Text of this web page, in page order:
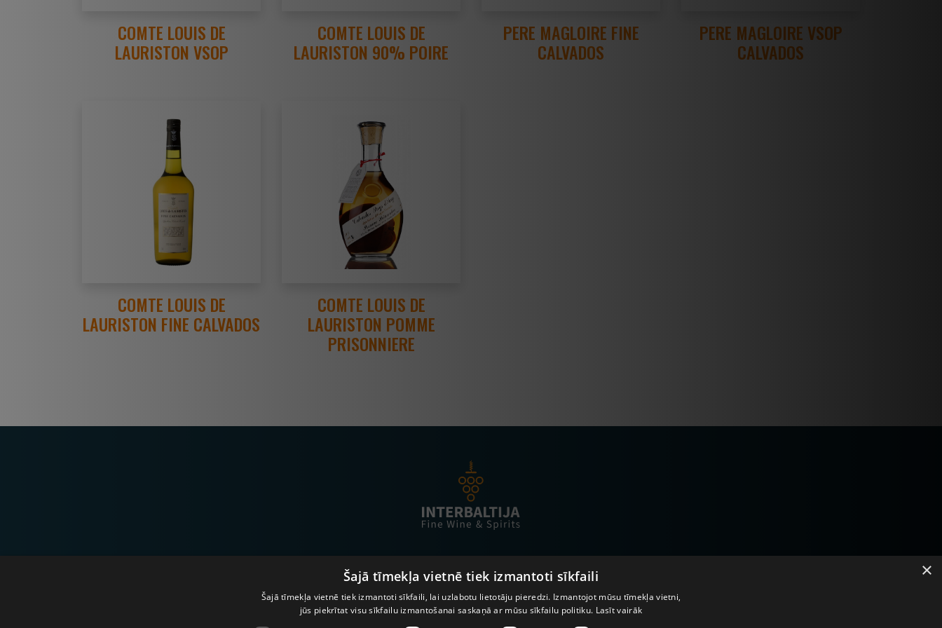
COMTE LOUIS DE
LAURISTON VSOP
COMTE LOUIS DE
LAURISTON 90% POIRE
PERE MAGLOIRE FINE
CALVADOS
PERE MAGLOIRE VSOP
CALVADOS
COMTE LOUIS DE
LAURISTON FINE CALVADOS
COMTE LOUIS DE
LAURISTON POMME
PRISONNIERE
Sadarbības partneri Jaunumi Vakances Kontakti
Lapeņu iela 3, Rīga, LV-1013, Tālrunis:67068930, Fax: 67068933
×
Šajā tīmekļa vietnē tiek izmantoti sīkfaili
Šajā tīmekļa vietnē tiek izmantoti sīkfaili, lai uzlabotu lietotāju pieredzi. Izmantojot mūsu tīmekļa vietni,
jūs piekrītat visu sīkfailu izmantošanai saskaņā ar mūsu sīkfailu politiku. Lasīt vairāk